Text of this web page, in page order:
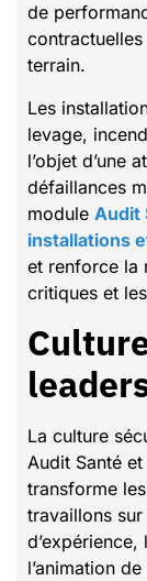
de
terrain.
Les
levage,
l’objet d’une
défaillances
module Audit
installations
et renforce la
critiques et
La culture
Audit Santé
transforme
travaillons
d’expérience,
l’animation